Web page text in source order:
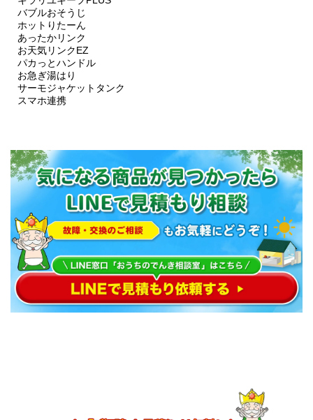
バブルおそうじ
ホットりたーん
あったかリンク
お天気リンクEZ
パカっとハンドル
お急ぎ湯はり
サーモジャケットタンク
スマホ連携